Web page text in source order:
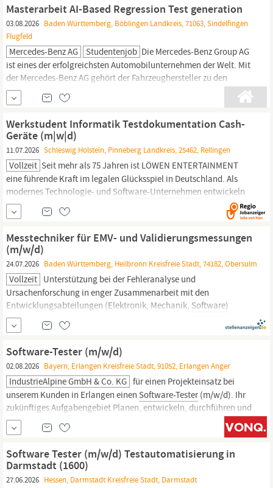
and 3rd...
Masterarbeit AI-Based Regression Test generation
03.08.2026 Baden Württemberg, Böblingen Landkreis, 71063, Sindelfingen
Flugfeld
Mercedes-Benz AG Studentenjob Die Mercedes-Benz Group AG
ist eines der erfolgreichsten Automobilunternehmen der Welt. Mit
der Mercedes-Benz AG gehört der Fahrzeughersteller zu den
größten Anbietern von Premium- und Luxus-Pkw und Vans.
Unsere Abteilung verantwortet die Entwicklung von
aller Software-Komponentendes
Werkstudent Informatik Testdokumentation Cash-
Geräte (m|w|d)
11.07.2026 Schleswig Holstein, Pinneberg Landkreis, 25462, Rellingen
Vollzeit Seit mehr als 75 Jahren ist LÖWEN ENTERTAINMENT
eine führende Kraft im legalen Glücksspiel in Deutschland. Als
modernes Technologie- und Software-Unternehmen entwickeln
wir wegweisende Unterhaltungsprodukte – von Geldspielgeräten
und Geldwechslern für Spielhallen und Gastronomie über E-Dart-
Messtechniker für EMV- und Validierungsmessungen
(m/w/d)
24.07.2026 Baden Württemberg, Heilbronn Kreisfreie Stadt, 74182, Obersulm
Vollzeit Unterstützung bei der Fehleranalyse und
Ursachenforschung in enger Zusammenarbeit mit den
Entwicklungsabteilungen (Elektronik, Mechanik, Software)
Ermittlung der Spezifikationen und Grenzwerte für die
Kundendokumentation Erstellung und Pflege von Prüfberichten,
technischen Dokumentationen und Freigabeunterlagen
Betreuung, Koordination und fachliche...
Software-Tester (m/w/d)
02.08.2026 Bayern, Erlangen Kreisfreie Stadt, 91052, Erlangen Anger
IndustrieAlpine GmbH & Co. KG für einen Projekteinsatz bei
unserem Kunden in Erlangen einen Software-Tester(m/w/d). Ihr
zukünftiges Aufgabengebiet Planen, entwickeln, durchführen und
dokumentieren von
Fachanweisung und internationalen nuklearen Normen
Erstellung der Testspezifikation nach Anforderungen inkl.
Software Tester (m/w/d) Testautomatisierung in
Darmstadt (1600)
27.06.2026 Hessen, Darmstadt Kreisfreie Stadt, Darmstadt